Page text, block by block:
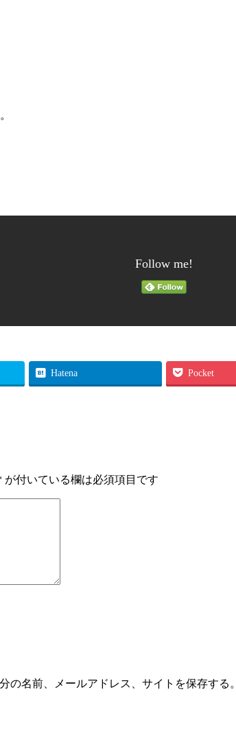
Follow me!
Hatena Pocket
が付いている欄は必須項目です
の名前、メールアドレス、サイトを保存する。